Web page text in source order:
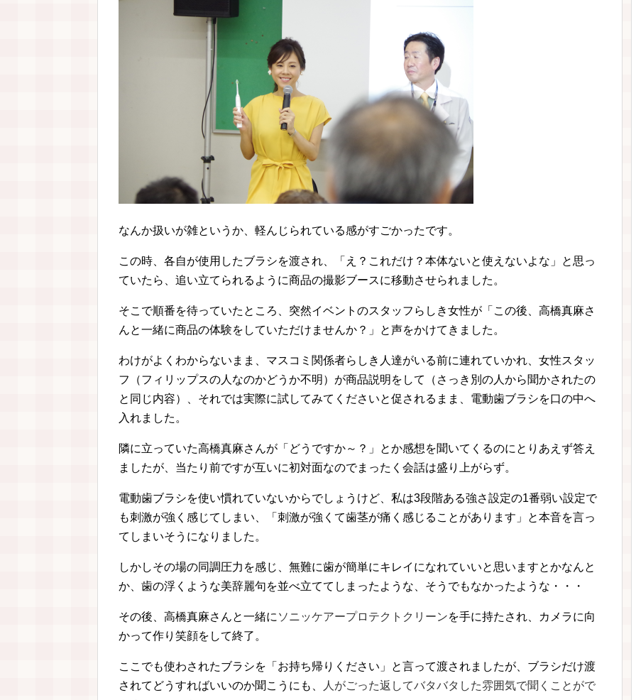
なんか扱いが雑というか、軽んじられている感がすごかったです。
この時、各自が使用したブラシを渡され、「え？これだけ？本体ないと使えないよな」と思っ
ていたら、追い立てられるように商品の撮影ブースに移動させられました。
そこで順番を待っていたところ、突然イベントのスタッフらしき女性が「この後、高橋真麻さ
んと一緒に商品の体験をしていただけませんか？」と声をかけてきました。
わけがよくわからないまま、マスコミ関係者らしき人達がいる前に連れていかれ、女性スタッ
フ（フィリップスの人なのかどうか不明）が商品説明をして（さっき別の人から聞かされたの
と同じ内容）、それでは実際に試してみてくださいと促されるまま、電動歯ブラシを口の中へ
入れました。
隣に立っていた高橋真麻さんが「どうですか～？」とか感想を聞いてくるのにとりあえず答え
ましたが、当たり前ですが互いに初対面なのでまったく会話は盛り上がらず。
電動歯ブラシを使い慣れていないからでしょうけど、私は3段階ある強さ設定の1番弱い設定で
も刺激が強く感じてしまい、「刺激が強くて歯茎が痛く感じることがあります」と本音を言っ
てしまいそうになりました。
しかしその場の同調圧力を感じ、無難に歯が簡単にキレイになれていいと思いますとかなんと
か、歯の浮くような美辞麗句を並べ立ててしまったような、そうでもなかったような・・・
その後、高橋真麻さんと一緒に ソニッケアープロテクトクリーンを手に持たされ、カメラに向
かって作り笑顔をして終了。
ここでも使わされたブラシを「お持ち帰りください」と言って渡されましたが、ブラシだけ渡
されてどうすればいいのか聞こうにも、
人がごった返してバタバタした雰囲気で聞くことがで